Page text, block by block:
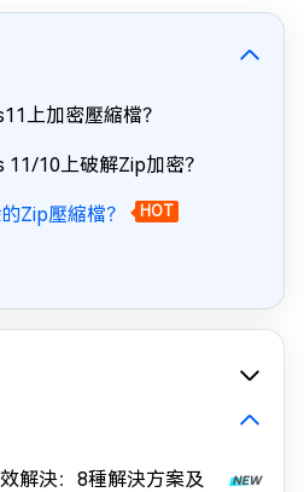
上加密壓縮檔？
10上破解Zip加密？
Zip壓縮檔？ HOT
解決：8種解決方案及